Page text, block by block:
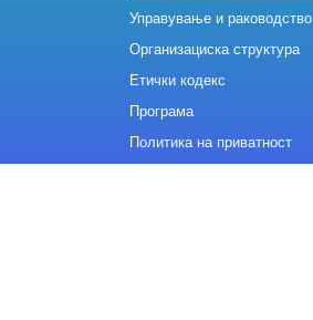
Управување и раководство
Организациска структура
Етички кодекс
Програма
Политика на приватност